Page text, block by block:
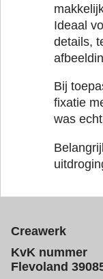
Ideaal
details,
Bij
fixatie
was
Creawerk
KvK nummer
Flevoland